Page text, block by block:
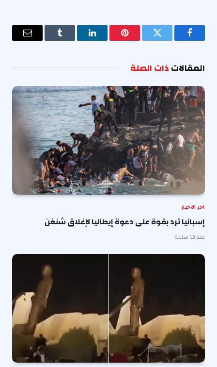
فيسبوك تويتر بينتيريستلينكدإن Tumblr
البريد
المقالاتذات الصلة
اخر الاخبار
إسبانيا ترد بقوة على دعوة إيطاليا لإغلاق شنغن
منذ 13 ساعة